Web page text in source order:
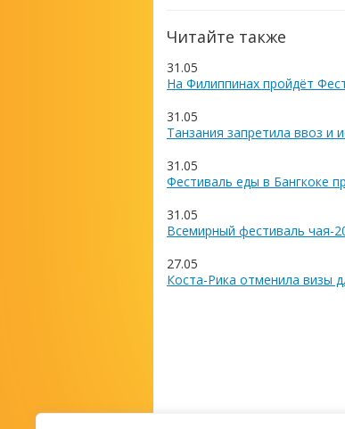
Читайте также
31.05
На Филиппинах пройдёт
31.05
Танзания запретила ввоз и
31.05
Фестиваль еды в Бангкоке
31.05
Всемирный фестиваль чая-
27.05
Коста-Рика отменила визы